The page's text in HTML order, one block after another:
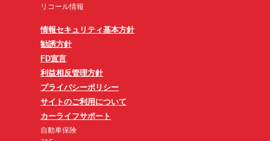
リコール情報
情報セキュリティ基本方針
勧誘方針
FD宣言
利益相反管理方針
プライバシーポリシー
サイトのご利用について
カーライフサポート
自動車保険